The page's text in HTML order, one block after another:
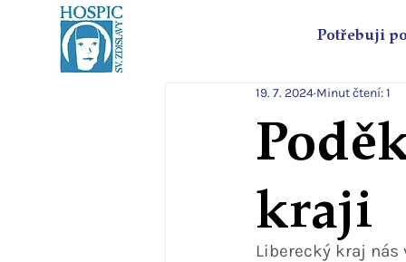
Potřebuji
kraji
19. 7. 2024 Minut čtení: 1
Liberecký kraj nás